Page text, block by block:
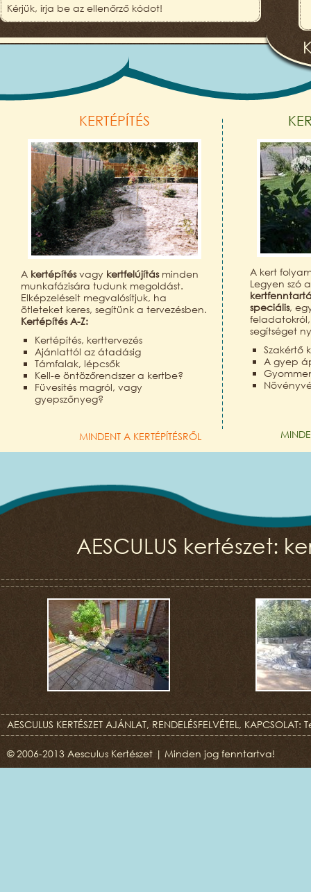
KERTÉPÍTÉS
A kertépítésvagy kertfelújításminden
munkafázisára tudunk megoldást.
Elképzeléseit megvalósítjuk, ha
ötleteket keres, segítünk a tervezésben.
Kertépítés A-Z:
Kertépítés, kerttervezés
Ajánlattól az átadásig
Támfalak, lépcsők
Kell-e öntözőrendszer a kertbe?
Füvesítés magról, vagy
gyepszőnyeg?
MINDENT A KERTÉPÍTÉSRŐL
A kert
Legyen szó
speciális,
segítséget
Szakértő
A gyep
AESCULUS kertészet:
AESCULUS KERTÉSZET AJÁNLAT, RENDELÉSFELVÉTEL,
© 2006-2013 Aesculus Kertészet | Minden jog fenntartva!